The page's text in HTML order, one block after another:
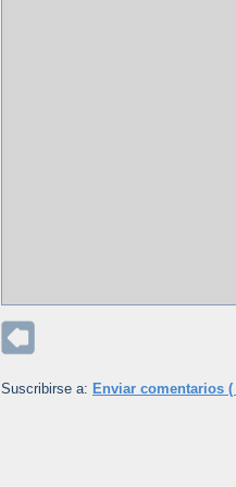
Suscribirse a: Enviar comentarios